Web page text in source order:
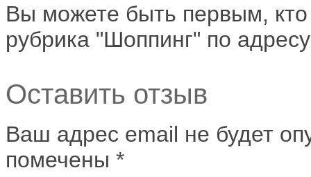
Вы можете быть первым,
рубрика "Шоппинг" по
Оставить отзыв
Ваш адрес email не будет
помечены *